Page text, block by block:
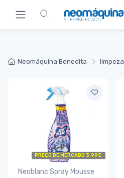
Neomáquina Benedita limpeza
PREÇO DE MERCADO 3.99€
Neoblanc Spray Mousse